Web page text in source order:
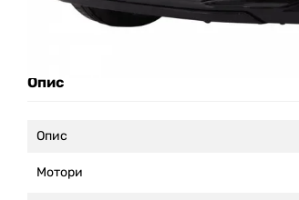
Опис
Опис
Мотори